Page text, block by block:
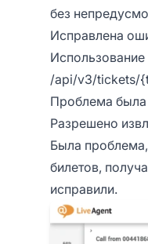
без
Исправлена
/api/v3/tickets/
Проблема была
Разрешено
Была
билетов,
исправили.